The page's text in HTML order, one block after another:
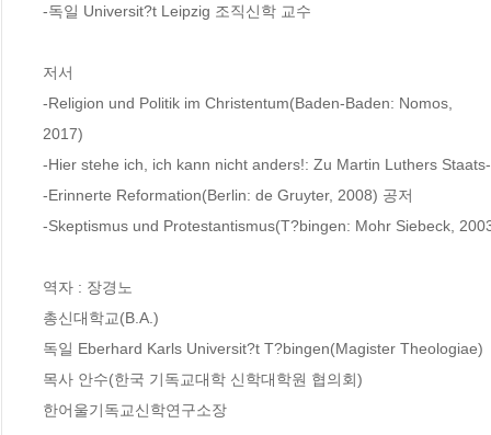
-독일 Universit?t Leipzig 조직신학 교수
저서
-Religion und Politik im Christentum(Baden-Baden: Nomos,
2017)
-Hier stehe ich, ich kann nicht anders!: Zu Martin Luthers
-Erinnerte Reformation(Berlin: de Gruyter, 2008) 공저
-Skeptismus und Protestantismus(T?bingen: Mohr Siebeck,
역자 : 장경노
총신대학교(B.A.)
독일 Eberhard Karls Universit?t T?bingen(Magister Theologiae)
목사 안수(한국 기독교대학 신학대학원 협의회)
한어울기독교신학연구소장